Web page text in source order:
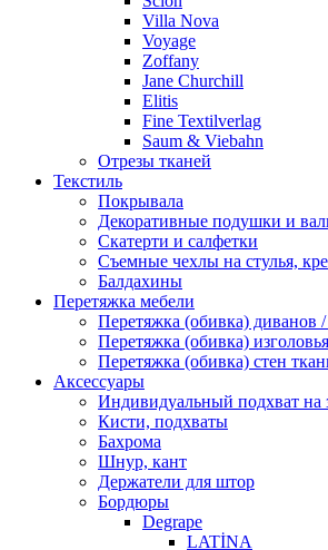
Villa Nova
Voyage
Zoffany
Jane Churchill
Elitis
Fine Textilverlag
Saum & Viebahn
Отрезы тканей
Текстиль
Покрывала
Декоративные подушки и
Скатерти и салфетки
Cъемные чехлы на стулья,
Балдахины
Перетяжка мебели
Перетяжка (обивка) диванов /
Перетяжка (обивка)
Перетяжка (обивка) стен
Аксессуары
Индивидуальный подхват на
Кисти, подхваты
Бахрома
Шнур, кант
Держатели для штор
Бордюры
Degrape
LATİNA